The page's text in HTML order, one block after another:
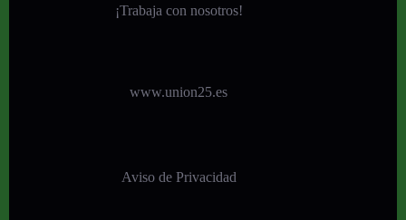
¡Trabaja con nosotros!
www.union25.es
Aviso de Privacidad